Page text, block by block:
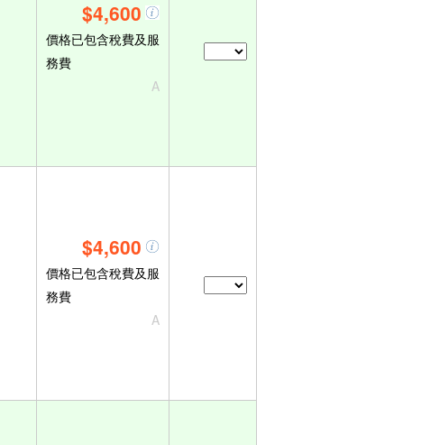
$4,600
價格已包含稅費及服
務費
A
$4,600
價格已包含稅費及服
務費
A